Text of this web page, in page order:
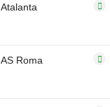
Atalanta
AS Roma